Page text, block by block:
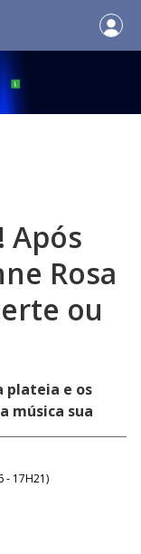
Após
Rosa
ou
plateia e os
música sua
- 17H21)